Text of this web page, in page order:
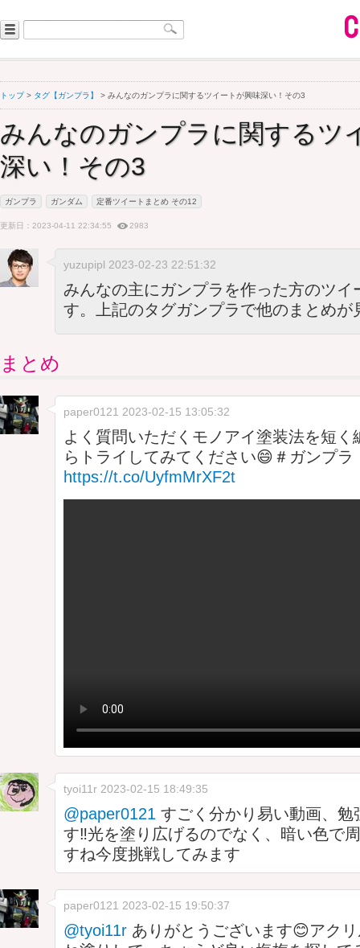
トップ> タグ【ガンプラ】 > みんなのガンプラに関するツイートが興味深い！その3
みんなのガンプラに関するツ
深い！その3
ガンプラ ガンダム 定番ツイートまとめ その12
更新日：2023-04-11 22:34:55 2983
yuzupipl 2023-02-23 22:51:32
みんなの主にガンプラを作った方のツイ
す。上記のタグガンプラで他のまとめが
まとめ
paper0121 2023-02-15 13:05:32
よく質問いただくモノアイ塗装法を短
らトライしてみてください😄＃ガンプラ
https://t.co/UyfmMrXF2t
tyoi11r 2023-02-15 18:49:35
@paper0121 すごく分かり易い動画、勉
す‼️光を塗り広げるのでなく、暗い色で
すね今度挑戦してみます
paper0121 2023-02-15 19:50:37
@tyoi11r ありがとうございます😊アク